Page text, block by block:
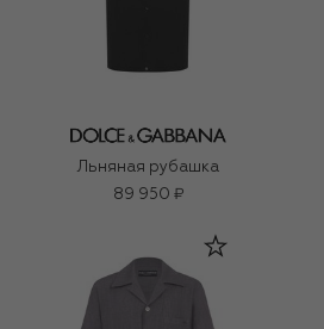
Льняная рубашка
89 950 ₽